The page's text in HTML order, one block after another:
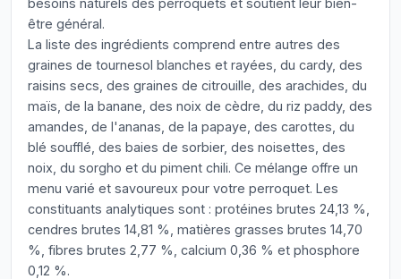
besoins naturels des perroquets et soutient leur bien-
être général.
La liste des ingrédients comprend entre autres des
graines de tournesol blanches et rayées, du cardy, des
raisins secs, des graines de citrouille, des arachides, du
maïs, de la banane, des noix de cèdre, du riz paddy, des
amandes, de l'ananas, de la papaye, des carottes, du
blé soufflé, des baies de sorbier, des noisettes, des
noix, du sorgho et du piment chili. Ce mélange offre un
menu varié et savoureux pour votre perroquet. Les
constituants analytiques sont : protéines brutes 24,13 %,
cendres brutes 14,81 %, matières grasses brutes 14,70
%, fibres brutes 2,77 %, calcium 0,36 % et phosphore
0,12 %.